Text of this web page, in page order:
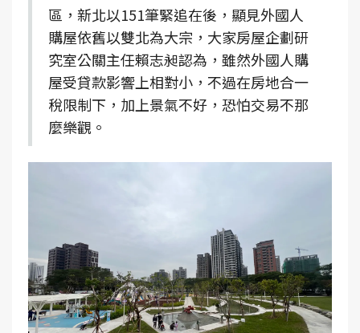
區，新北以151筆緊追在後，顯見外國人
購屋依舊以雙北為大宗，大家房屋企劃研
究室公關主任賴志昶認為，雖然外國人購
屋受貸款影響上相對小，不過在房地合一
稅限制下，加上景氣不好，恐怕交易不那
麼樂觀。